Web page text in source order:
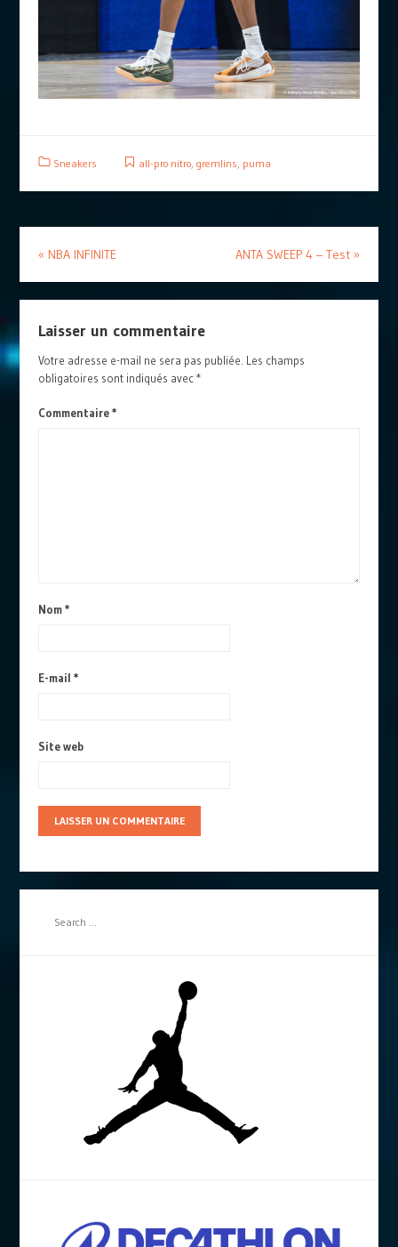
Sneakers all-pro nitro ,gremlins puma
« NBA INFINITE ANTA SWEEP 4 – Test »
Laisser un commentaire
Votre adresse e-mail ne sera pas publiée. Les champs
obligatoires sont indiqués avec*
Commentaire*
Nom*
E-mail *
Site web